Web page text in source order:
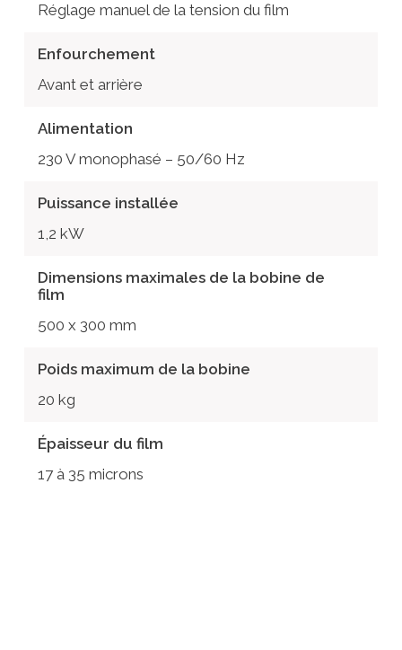
Réglage manuel de la tension du film
Enfourchement
Avant et arrière
Alimentation
230 V monophasé – 50/60 Hz
Puissance installée
1,2 kW
Dimensions maximales de la bobine de
film
500 x 300 mm
Poids maximum de la bobine
20 kg
Épaisseur du film
17 à 35 microns